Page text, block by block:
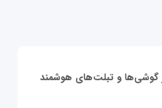
گوشی‌ها و تبلت‌های هوشمند